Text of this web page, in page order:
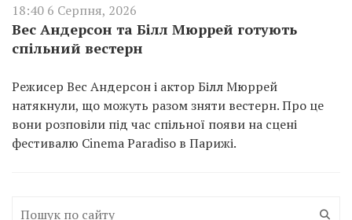
18:40 6 Серпня, 2026
Вес Андерсон та Білл Мюррей готують
спільний вестерн
Режисер Вес Андерсон і актор Білл Мюррей
натякнули, що можуть разом зняти вестерн. Про це
вони розповіли під час спільної появи на сцені
фестивалю Cinema Paradiso в Парижі.